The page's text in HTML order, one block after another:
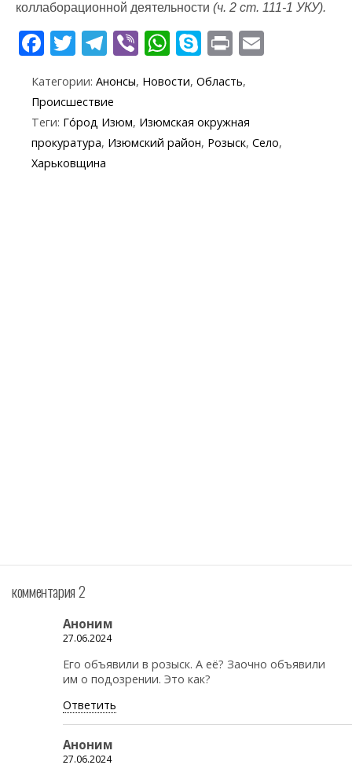
коллаборационной деятельности (ч. 2 ст. 111-1 УКУ).
F
e
b
o
o
T
itt
er
T
e
gr
a
Vi
er
W
at
s
A
S
k
y
p
e
Pr
t
Категории: Анонсы, Новости, Область,
Происшествие
Теги: Го́род Изюм, Изюмская окружная
прокуратура, Изюмский район, Розыск, Село,
Харьковщина
комментария 2
Аноним
27.06.2024
Его объявили в розыск. А её? Заочно объявили
им о подозрении. Это как?
Ответить
Аноним
27.06.2024